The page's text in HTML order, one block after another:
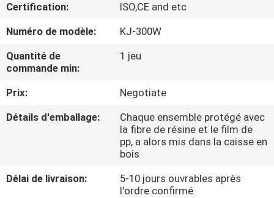
VISITE
D'USINE
CONTRÔLE
DE
QUALITÉ
NOUS
Certification:
ISO,CE and etc
Numéro de modèle:
KJ-300W
Quantité de
commande min:
1 jeu
Prix:
Negotiate
Détails d'emballage:
Chaque ensemble protégé avec
la fibre de résine et le film de
pp, a alors mis dans la caisse en
bois
Délai de livraison:
5-10 jours ouvrables après
l'ordre confirmé